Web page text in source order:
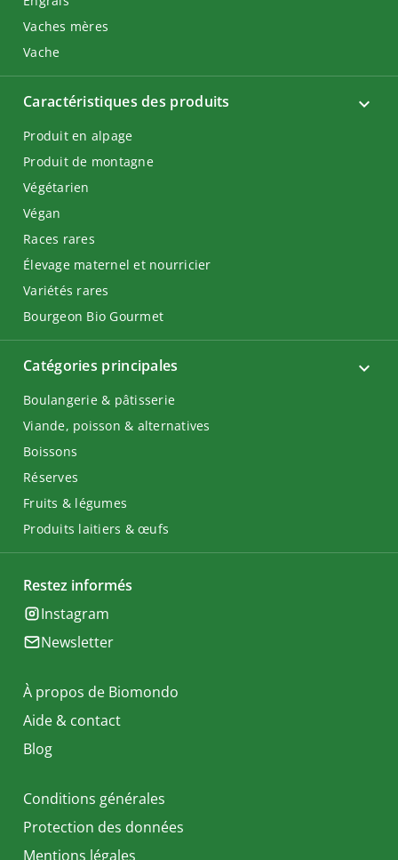
Vaches mères
Vache
Catégories principales
Boulangerie & pâtisserie
Viande, poisson & alternatives
Boissons
Réserves
Fruits & légumes
Produits laitiers & œufs
Caractéristiques des produits
Produit en alpage
Produit de montagne
Végétarien
Végan
Races rares
Élevage maternel et nourricier
Variétés rares
Bourgeon Bio Gourmet
Restez informés
Instagram
Newsletter
À propos de Biomondo
Aide & contact
Blog
Conditions générales
Protection des données
Mentions légales